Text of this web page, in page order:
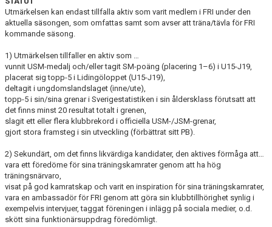
Utmärkelsen kan endast tillfalla aktiv som varit medlem i FRI under den
aktuella säsongen, som omfattas samt som avser att träna/tävla för FRI
kommande säsong.
1) Utmärkelsen tillfaller en aktiv som …
vunnit USM-medalj och/eller tagit SM-poäng (placering 1–6) i U15-J19,
placerat sig topp-5 i Lidingöloppet (U15-J19),
deltagit i ungdomslandslaget (inne/ute),
topp-5 i sin/sina grenar i Sverigestatistiken i sin åldersklass förutsatt att
det finns minst 20 resultat totalt i grenen,
slagit ett eller flera klubbrekord i officiella USM-/JSM-grenar,
gjort stora framsteg i sin utveckling (förbättrat sitt PB).
2) Sekundärt, om det finns likvärdiga kandidater, den aktives förmåga att…
vara ett föredöme för sina träningskamrater genom att ha hög
träningsnärvaro,
visat på god kamratskap och varit en inspiration för sina träningskamrater,
vara en ambassadör för FRI genom att göra sin klubbtillhörighet synlig i
exempelvis intervjuer, taggat föreningen i inlägg på sociala medier, o.d.
skött sina funktionärsuppdrag föredömligt.